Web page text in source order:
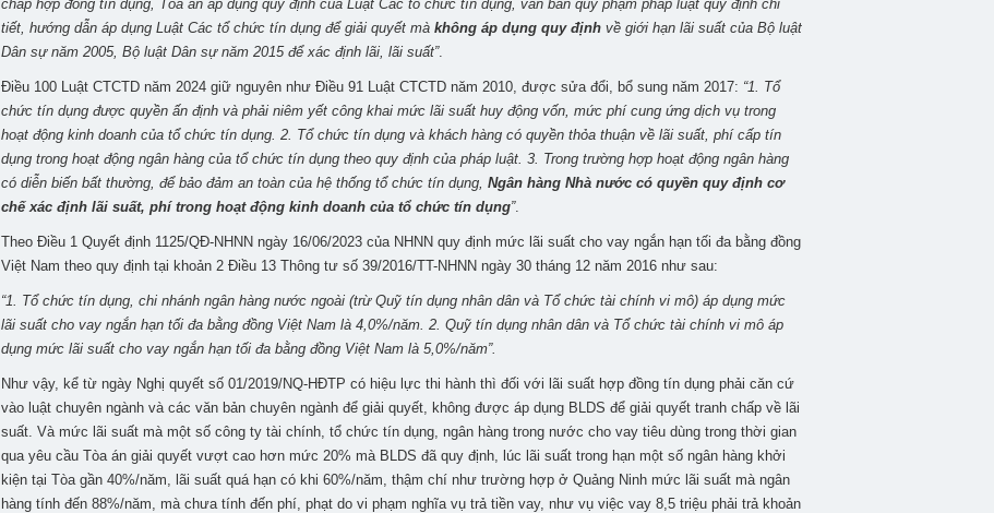
chấp hợp đồng tín dụng, Tòa án áp dụng quy định của Luật Các tổ chức tín dụng, văn bản quy phạm pháp luật quy định chi
tiết, hướng dẫn áp dụng Luật Các tổ chức tín dụng để giải quyết mà không áp dụng quy định về giới hạn lãi suất của Bộ luật
Dân sự năm 2005, Bộ luật Dân sự năm 2015 để xác định lãi, lãi suất”.
Điều 100 Luật CTCTD năm 2024 giữ nguyên như Điều 91 Luật CTCTD năm 2010, được sửa đổi, bổ sung năm 2017: “1. Tổ
chức tín dụng được quyền ấn định và phải niêm yết công khai mức lãi suất huy động vốn, mức phí cung ứng dịch vụ trong
hoạt động kinh doanh của tổ chức tín dụng. 2. Tổ chức tín dụng và khách hàng có quyền thỏa thuận về lãi suất, phí cấp tín
dụng trong hoạt động ngân hàng của tổ chức tín dụng theo quy định của pháp luật. 3. Trong trường hợp hoạt động ngân hàng
có diễn biến bất thường, để bảo đảm an toàn của hệ thống tổ chức tín dụng, Ngân hàng Nhà nước có quyền quy định cơ
chế xác định lãi suất, phí trong hoạt động kinh doanh của tổ chức tín dụng”.
Theo Điều 1 Quyết định 1125/QĐ-NHNN ngày 16/06/2023 của NHNN quy định mức lãi suất cho vay ngắn hạn tối đa bằng đồng
Việt Nam theo quy định tại khoản 2 Điều 13 Thông tư số 39/2016/TT-NHNN ngày 30 tháng 12 năm 2016 như sau:
“1. Tổ chức tín dụng, chi nhánh ngân hàng nước ngoài (trừ Quỹ tín dụng nhân dân và Tổ chức tài chính vi mô) áp dụng mức
lãi suất cho vay ngắn hạn tối đa bằng đồng Việt Nam là 4,0%/năm. 2. Quỹ tín dụng nhân dân và Tổ chức tài chính vi mô áp
dụng mức lãi suất cho vay ngắn hạn tối đa bằng đồng Việt Nam là 5,0%/năm”.
Như vậy, kể từ ngày Nghị quyết số 01/2019/NQ-HĐTP có hiệu lực thi hành thì đối với lãi suất hợp đồng tín dụng phải căn cứ
vào luật chuyên ngành và các văn bản chuyên ngành để giải quyết, không được áp dụng BLDS để giải quyết tranh chấp về lãi
suất. Và mức lãi suất mà một số công ty tài chính, tổ chức tín dụng, ngân hàng trong nước cho vay tiêu dùng trong thời gian
qua yêu cầu Tòa án giải quyết vượt cao hơn mức 20% mà BLDS đã quy định, lúc lãi suất trong hạn một số ngân hàng khởi
kiện tại Tòa gần 40%/năm, lãi suất quá hạn có khi 60%/năm, thậm chí như trường hợp ở Quảng Ninh mức lãi suất mà ngân
hàng tính đến 88%/năm, mà chưa tính đến phí, phạt do vi phạm nghĩa vụ trả tiền vay, như vụ việc vay 8,5 triệu phải trả khoản